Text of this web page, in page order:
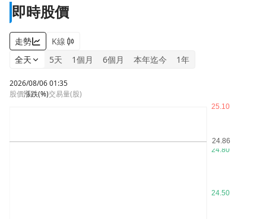
即時股價
走勢
K線
全天
5天 1個月 6個月 本年迄今 1年
2026/08/06 01:35
股價漲跌(%)交易量(股)